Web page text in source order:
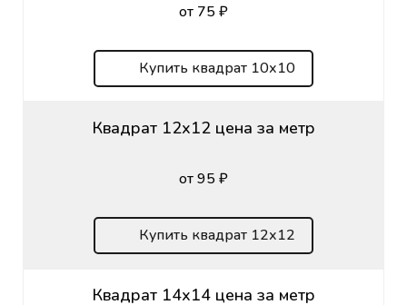
от 75 ₽
Купить квадрат 10х10
Квадрат 12х12 цена за метр
от 95 ₽
Купить квадрат 12х12
Квадрат 14х14 цена за метр